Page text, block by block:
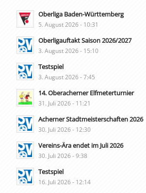
Oberliga Baden-Württemberg
5. August 2026 - 10:31
Oberligauftakt Saison 2026/2027
3. August 2026 - 15:10
Testspiel
3. August 2026 - 7:45
14. Oberacherner Elfmeterturnier
31. Juli 2026 - 11:21
Acherner Stadtmeisterschaften 2026
30. Juli 2026 - 12:30
Vereins-Ära endet im Juli 2026
30. Juli 2026 - 9:38
Testspiel
16. Juli 2026 - 12:14